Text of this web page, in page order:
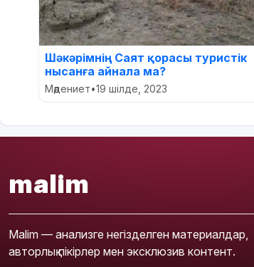
Шәкәрімнің Саят қорасы туристік
нысанға айнала ма?
Мәдениет•19 шілде, 2023
malim
Malim — анализге негізделген материалдар,
авторлық пікірлер мен эксклюзив контент.